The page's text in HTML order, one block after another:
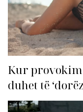
Kur
duhet të